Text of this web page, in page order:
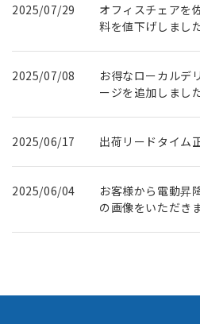
2025/07/29
オフィスチェアを
料を値下げしました
2025/07/08
お得なローカルデ
ージを追加しました
2025/06/17 出荷リードタイム
2025/06/04
お客様から電動昇
の画像をいただき